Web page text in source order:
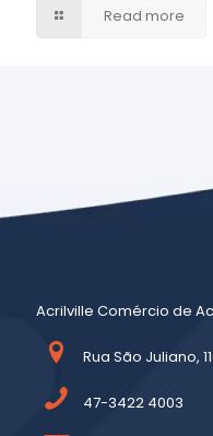
Read more
Acrilville Comércio de
Rua São Juliano,
47-3422 4003